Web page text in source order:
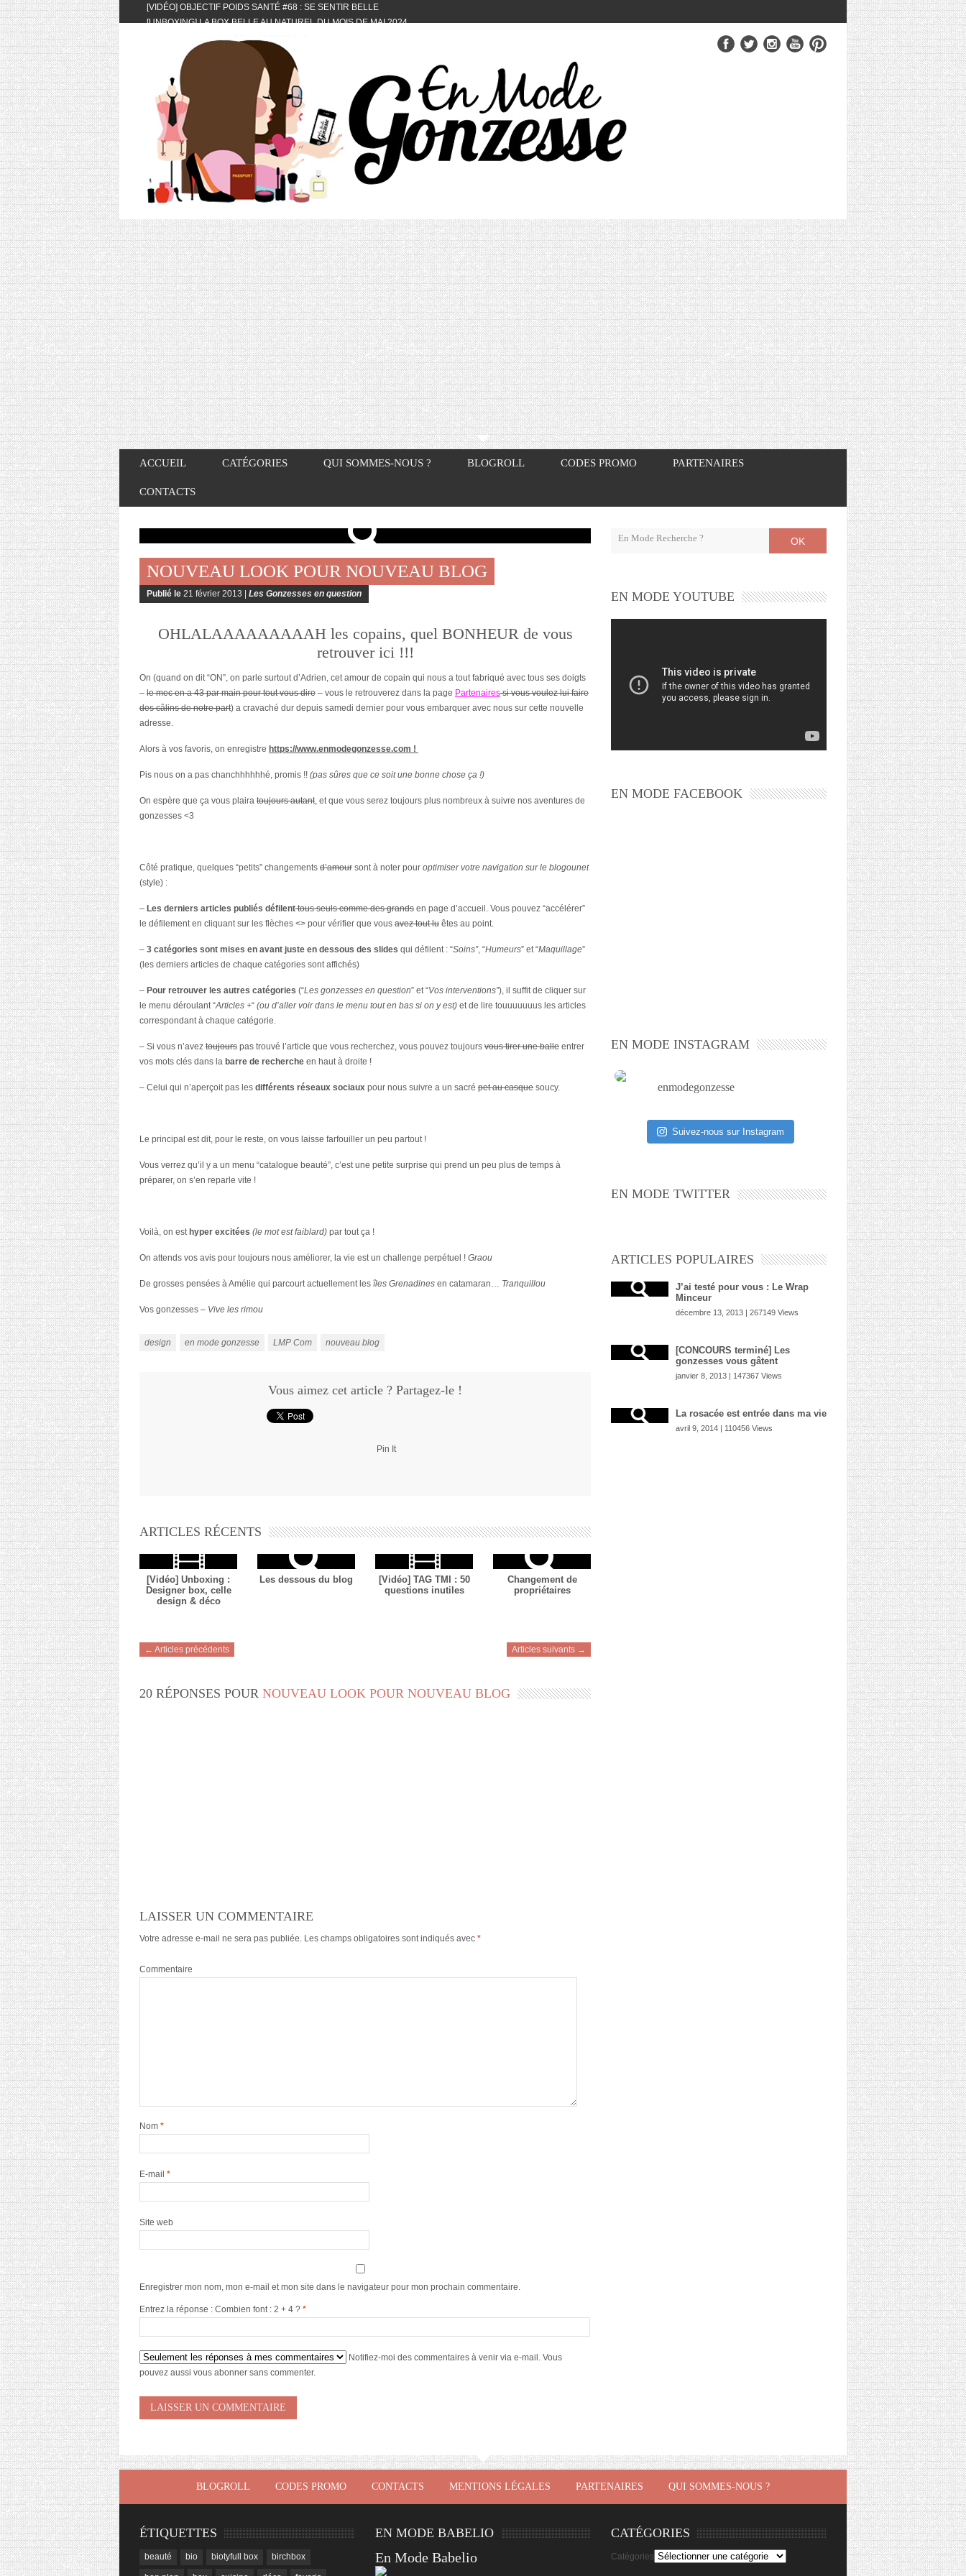
[VIDÉO] OBJECTIF POIDS SANTÉ #68 : SE SENTIR BELLE
[UNBOXING] LA BOX BELLE AU NATUREL DU MOIS DE MAI 2024
FEAT. AKILA
[VIDÉO] LA SÉLECTION DU MOIS #AVRIL2024
[VIDÉO] QUITOQUE #10 : MEAL PREP & CONVIVIALITÉ
[VIDÉO] UNBOXING : LES MY LITTLE & BIOTYFULL BOX DU MOIS D’AVRIL
2024 FEAT. AKILA
[VIDÉO] OBJECTIF POIDS SANTÉ #67 : L’AVIS DES AUTRES, CE N’EST QUE LA
VIE DES AUTRES
[VIDÉO] UNBOXING : LES MY LITTLE & BIOTYFULL BOX DES MOIS DE
FÉVRIER ET MARS 2024 FEAT. AKILA
[VIDÉO] LA SÉLECTION DU MOIS #JANVIER2024
[VIDÉO] HELLOFRESH #34 : IDÉES RECETTES RISOTTO
ACCUEIL CATÉGORIES QUI SOMMES-NOUS ? BLOGROLL CODES PROMO PARTENAIRES
CONTACTS
NOUVEAU LOOK POUR NOUVEAU BLOG
Publié le 21 février 2013 | Les Gonzesses en question
OHLALAAAAAAAAAH les copains, quel BONHEUR de vous
retrouver ici !!!
On (quand on dit “ON”, on parle surtout d’Adrien, cet amour de copain qui nous a tout fabriqué avec tous ses doigts
– le mec en a 43 par main pour tout vous dire – vous le retrouverez dans la page Partenairessi vous voulez lui faire
des câlins de notre part) a cravaché dur depuis samedi dernier pour vous embarquer avec nous sur cette nouvelle
adresse.
Alors à vos favoris, on enregistre https://www.enmodegonzesse.com !
Pis nous on a pas chanchhhhhhé, promis !! (pas sûres que ce soit une bonne chose ça !)
On espère que ça vous plaira toujours autant, et que vous serez toujours plus nombreux à suivre nos aventures de
gonzesses <3
Côté pratique, quelques “petits” changements d’amour sont à noter pour optimiser votre navigation sur le blogounet
(style) :
– Les derniers articles publiés défilenttous seuls comme des grands en page d’accueil. Vous pouvez “accélérer”
le défilement en cliquant sur les flèches <> pour vérifier que vous avez tout lu êtes au point.
– 3 catégories sont mises en avant juste en dessous des slides qui défilent : “Soins”, “Humeurs” et “Maquillage”
(les derniers articles de chaque catégories sont affichés)
– Pour retrouver les autres catégories (“Les gonzesses en question” et “Vos interventions”), il suffit de cliquer sur
le menu déroulant “Articles +“ (ou d’aller voir dans le menu tout en bas si on y est) et de lire touuuuuuus les articles
correspondant à chaque catégorie.
– Si vous n’avez toujours pas trouvé l’article que vous recherchez, vous pouvez toujours vous tirer une balle entrer
vos mots clés dans la barre de recherche en haut à droite !
– Celui qui n’aperçoit pas les différents réseaux sociaux pour nous suivre a un sacré pet au casque soucy.
Le principal est dit, pour le reste, on vous laisse farfouiller un peu partout !
Vous verrez qu’il y a un menu “catalogue beauté”, c’est une petite surprise qui prend un peu plus de temps à
préparer, on s’en reparle vite !
Voilà, on est hyper excitées (le mot est faiblard) par tout ça !
On attends vos avis pour toujours nous améliorer, la vie est un challenge perpétuel ! Graou
De grosses pensées à Amélie qui parcourt actuellement les îles Grenadines en catamaran… Tranquillou
Vos gonzesses – Vive les rimou
design en mode gonzesse LMP Com nouveau blog
Vous aimez cet article ? Partagez-le !
Pin It
ARTICLES RÉCENTS
[Vidéo] Unboxing :
Designer box, celle
design & déco
Les dessous du blog
[Vidéo] TAG TMI : 50
questions inutiles
Changement de
propriétaires
← Articles précédents Articles suivants →
20 RÉPONSES POUR NOUVEAU LOOK POUR NOUVEAU BLOG
LAISSER UN COMMENTAIRE
Votre adresse e-mail ne sera pas publiée. Les champs obligatoires sont indiqués avec *
Commentaire
Nom *
E-mail *
Site web
Enregistrer mon nom, mon e-mail et mon site dans le navigateur pour mon prochain commentaire.
Entrez la réponse : Combien font : 2 + 4 ? *
Notifiez-moi des commentaires à venir via e-mail. Vous
pouvez aussi vous abonner sans commenter.
OK
EN MODE YOUTUBE
EN MODE FACEBOOK
EN MODE INSTAGRAM
enmodegonzesse
Suivez-nous sur Instagram
EN MODE TWITTER
ARTICLES POPULAIRES
J’ai testé pour vous : Le Wrap
Minceur
décembre 13, 2013 | 267149 Views
[CONCOURS terminé] Les
gonzesses vous gâtent
janvier 8, 2013 | 147367 Views
La rosacée est entrée dans ma vie
avril 9, 2014 | 110456 Views
BLOGROLL CODES PROMO CONTACTS MENTIONS LÉGALES PARTENAIRES QUI SOMMES-NOUS ?
ÉTIQUETTES
beauté bio biotyfull box birchbox
EN MODE BABELIO
En Mode Babelio
CATÉGORIES
Catégories